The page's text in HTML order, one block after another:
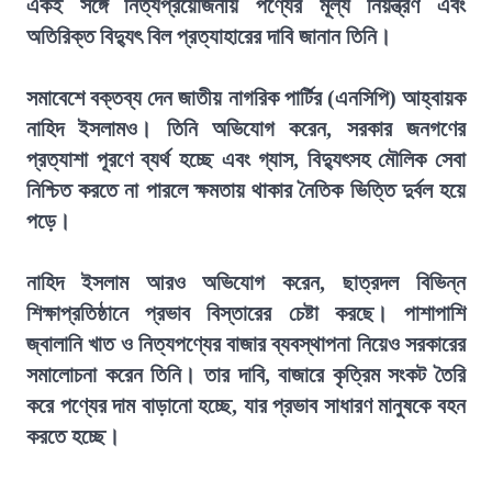
একই সঙ্গে নিত্যপ্রয়োজনীয় পণ্যের মূল্য নিয়ন্ত্রণ এবং
অতিরিক্ত বিদ্যুৎ বিল প্রত্যাহারের দাবি জানান তিনি।
সমাবেশে বক্তব্য দেন জাতীয় নাগরিক পার্টির (এনসিপি) আহ্বায়ক
নাহিদ ইসলামও। তিনি অভিযোগ করেন, সরকার জনগণের
প্রত্যাশা পূরণে ব্যর্থ হচ্ছে এবং গ্যাস, বিদ্যুৎসহ মৌলিক সেবা
নিশ্চিত করতে না পারলে ক্ষমতায় থাকার নৈতিক ভিত্তি দুর্বল হয়ে
পড়ে।
নাহিদ ইসলাম আরও অভিযোগ করেন, ছাত্রদল বিভিন্ন
শিক্ষাপ্রতিষ্ঠানে প্রভাব বিস্তারের চেষ্টা করছে। পাশাপাশি
জ্বালানি খাত ও নিত্যপণ্যের বাজার ব্যবস্থাপনা নিয়েও সরকারের
সমালোচনা করেন তিনি। তার দাবি, বাজারে কৃত্রিম সংকট তৈরি
করে পণ্যের দাম বাড়ানো হচ্ছে, যার প্রভাব সাধারণ মানুষকে বহন
করতে হচ্ছে।